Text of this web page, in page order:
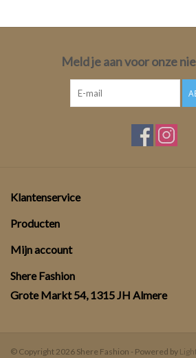
Meld je aan voor onze
Klantenservice
Producten
Mijn account
Shere Fashion
Grote Markt 54, 1315 JH Almere
© Copyright 2026 Shere Fashion - Powered by